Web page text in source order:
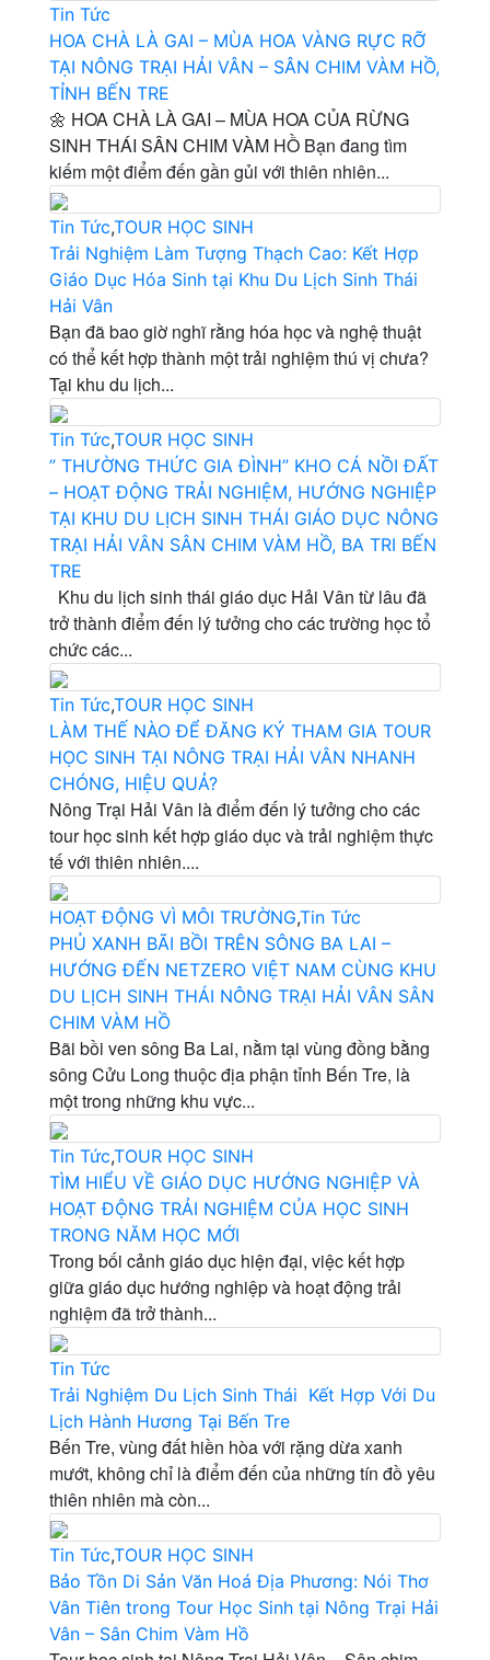
Tin Tức
HOA CHÀ LÀ GAI – MÙA HOA VÀNG RỰC RỠ
TẠI NÔNG TRẠI HẢI VÂN – SÂN CHIM VÀM HỒ,
TỈNH BẾN TRE
🌼 HOA CHÀ LÀ GAI – MÙA HOA CỦA RỪNG
SINH THÁI SÂN CHIM VÀM HỒ Bạn đang tìm
kiếm một điểm đến gần gủi với thiên nhiên...
Tin Tức,TOUR HỌC SINH
Trải Nghiệm Làm Tượng Thạch Cao: Kết Hợp
Giáo Dục Hóa Sinh tại Khu Du Lịch Sinh Thái
Hải Vân
Bạn đã bao giờ nghĩ rằng hóa học và nghệ thuật
có thể kết hợp thành một trải nghiệm thú vị chưa?
Tại khu du lịch...
Tin Tức,TOUR HỌC SINH
” THƯỜNG THỨC GIA ĐÌNH” KHO CÁ NỒI ĐẤT
– HOẠT ĐỘNG TRẢI NGHIỆM, HƯỚNG NGHIỆP
TẠI KHU DU LỊCH SINH THÁI GIÁO DỤC NÔNG
TRẠI HẢI VÂN SÂN CHIM VÀM HỒ, BA TRI BẾN
TRE
Khu du lịch sinh thái giáo dục Hải Vân từ lâu đã
trở thành điểm đến lý tưởng cho các trường học tổ
chức các...
Tin Tức,TOUR HỌC SINH
LÀM THẾ NÀO ĐỂ ĐĂNG KÝ THAM GIA TOUR
HỌC SINH TẠI NÔNG TRẠI HẢI VÂN NHANH
CHÓNG, HIỆU QUẢ?
Nông Trại Hải Vân là điểm đến lý tưởng cho các
tour học sinh kết hợp giáo dục và trải nghiệm thực
tế với thiên nhiên....
HOẠT ĐỘNG VÌ MÔI TRƯỜNG,Tin Tức
PHỦ XANH BÃI BỒI TRÊN SÔNG BA LAI –
HƯỚNG ĐẾN NETZERO VIỆT NAM CÙNG KHU
DU LỊCH SINH THÁI NÔNG TRẠI HẢI VÂN SÂN
CHIM VÀM HỒ
Bãi bồi ven sông Ba Lai, nằm tại vùng đồng bằng
sông Cửu Long thuộc địa phận tỉnh Bến Tre, là
một trong những khu vực...
Tin Tức,TOUR HỌC SINH
TÌM HIỂU VỀ GIÁO DỤC HƯỚNG NGHIỆP VÀ
HOẠT ĐỘNG TRẢI NGHIỆM CỦA HỌC SINH
TRONG NĂM HỌC MỚI
Trong bối cảnh giáo dục hiện đại, việc kết hợp
giữa giáo dục hướng nghiệp và hoạt động trải
nghiệm đã trở thành...
Tin Tức
Trải Nghiệm Du Lịch Sinh Thái Kết Hợp Với Du
Lịch Hành Hương Tại Bến Tre
Bến Tre, vùng đất hiền hòa với rặng dừa xanh
mướt, không chỉ là điểm đến của những tín đồ yêu
thiên nhiên mà còn...
Tin Tức,TOUR HỌC SINH
Bảo Tồn Di Sản Văn Hoá Địa Phương: Nói Thơ
Vân Tiên trong Tour Học Sinh tại Nông Trại Hải
Vân – Sân Chim Vàm Hồ